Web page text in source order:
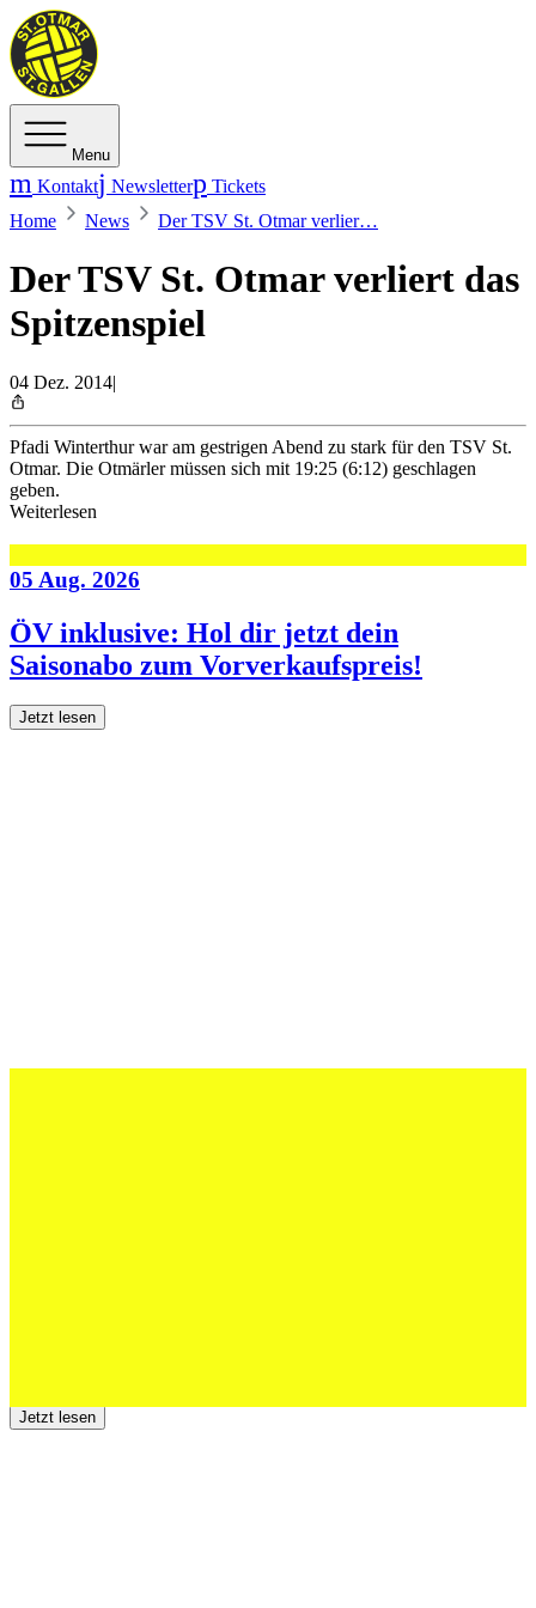
Menu
Kontakt Newsletter
Tickets
Home
News Der TSV St. Otmar verlier…
Der TSV St. Otmar verliert das
Spitzenspiel
04 Dez. 2014|
Pfadi Winterthur war am gestrigen Abend zu stark für den TSV St.
Otmar. Die Otmärler müssen sich mit 19:25 (6:12) geschlagen
geben.
Weiterlesen
05 Aug. 2026
ÖV inklusive: Hol dir jetzt dein
Saisonabo zum Vorverkaufspreis!
Jetzt lesen
Jetzt lesen